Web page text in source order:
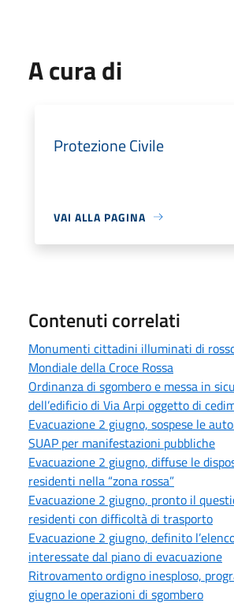
A cura di
Protezione Civile
VAI ALLA PAGINA
Contenuti correlati
Monumenti cittadini illuminati di
Mondiale della Croce Rossa
Ordinanza di sgombero e messa in
dell’edificio di Via Arpi oggetto di
Evacuazione 2 giugno, sospese le
SUAP per manifestazioni pubbliche
Evacuazione 2 giugno, diffuse le
residenti nella “zona rossa”
Evacuazione 2 giugno, pronto il
residenti con difficoltà di trasporto
Evacuazione 2 giugno, definito
interessate dal piano di evacuazione
Ritrovamento ordigno inesploso,
giugno le operazioni di sgombero